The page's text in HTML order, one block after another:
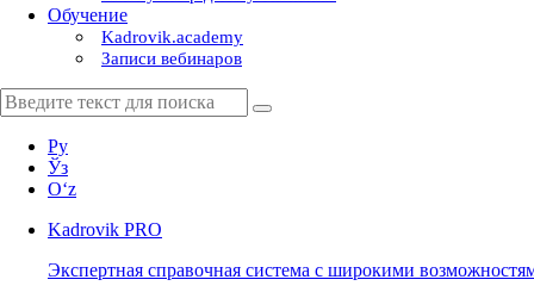
Обучение
Kadrovik.academy
Записи вебинаров
Ру
Ўз
Oʻz
Kadrovik PRO
Экспертная справочная система с широкими